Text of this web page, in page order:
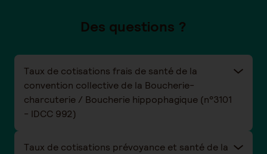
Des questions ?
Taux de cotisations frais de santé de la
convention collective de la Boucherie-
charcuterie / Boucherie hippophagique (n°3101
- IDCC 992)
Taux de cotisations prévoyance et santé de la